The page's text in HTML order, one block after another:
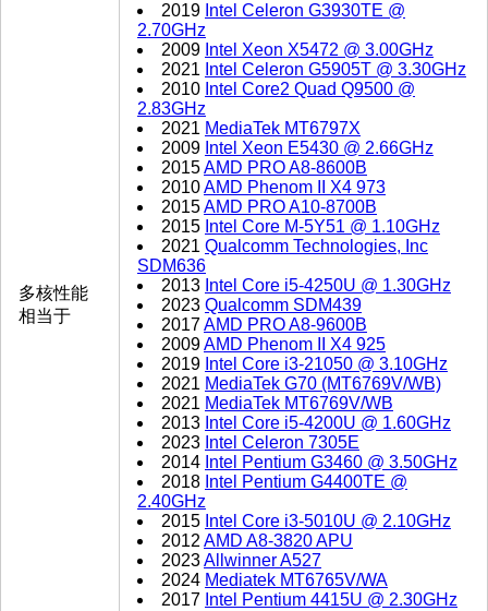
多核性能
相当于
2019 Intel Celeron G3930TE @
2.70GHz
2009 Intel Xeon X5472 @ 3.00GHz
2021 Intel Celeron G5905T @ 3.30GHz
2010 Intel Core2 Quad Q9500 @
2.83GHz
2021 MediaTek MT6797X
2009 Intel Xeon E5430 @ 2.66GHz
2015AMD PRO A8-8600B
2010AMD Phenom II X4 973
2015AMD PRO A10-8700B
2015 Intel Core M-5Y51 @ 1.10GHz
2021 Qualcomm Technologies, Inc
SDM636
2013 Intel Core i5-4250U @ 1.30GHz
2023 Qualcomm SDM439
2017AMD PRO A8-9600B
2009AMD Phenom II X4 925
2019 Intel Core i3-21050 @ 3.10GHz
2021 MediaTek G70 (MT6769V/WB)
2021 MediaTek MT6769V/WB
2013 Intel Core i5-4200U @ 1.60GHz
2023 Intel Celeron 7305E
2014 Intel Pentium G3460 @ 3.50GHz
2018 Intel Pentium G4400TE @
2.40GHz
2015 Intel Core i3-5010U @ 2.10GHz
2012AMD A8-3820 APU
2023Allwinner A527
2024 Mediatek MT6765V/WA
2017 Intel Pentium 4415U @ 2.30GHz